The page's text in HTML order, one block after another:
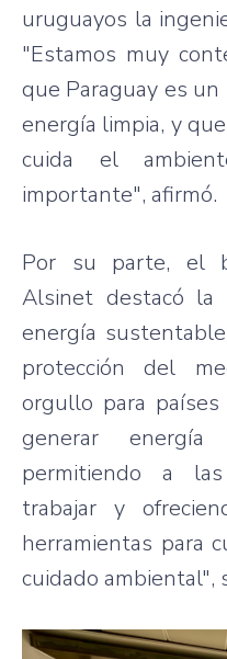
uruguayos la
"Estamos muy
que Paraguay es
energía limpia, y
cuida el
importante", afirmó.
Por su parte, el
Alsinet destacó la
energía
protección del
orgullo para
generar
permitiendo a
trabajar y
herramientas para
cuidado ambiental",